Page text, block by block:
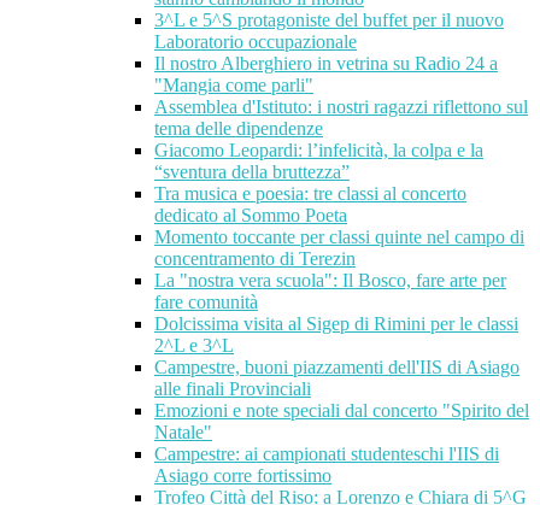
3^L e 5^S protagoniste del buffet per il nuovo
Laboratorio occupazionale
Il nostro Alberghiero in vetrina su Radio 24 a
"Mangia come parli"
Assemblea d'Istituto: i nostri ragazzi riflettono sul
tema delle dipendenze
Giacomo Leopardi: l’infelicità, la colpa e la
“sventura della bruttezza”
Tra musica e poesia: tre classi al concerto
dedicato al Sommo Poeta
Momento toccante per classi quinte nel campo di
concentramento di Terezin
La "nostra vera scuola": Il Bosco, fare arte per
fare comunità
Dolcissima visita al Sigep di Rimini per le classi
2^L e 3^L
Campestre, buoni piazzamenti dell'IIS di Asiago
alle finali Provinciali
Emozioni e note speciali dal concerto "Spirito del
Natale"
Campestre: ai campionati studenteschi l'IIS di
Asiago corre fortissimo
Trofeo Città del Riso: a Lorenzo e Chiara di 5^G